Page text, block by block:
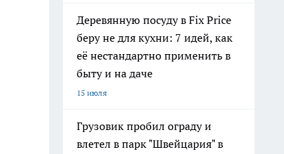
Деревянную посуду в Fix Price
беру не для кухни: 7 идей, как
её нестандартно применить в
быту и на даче
15 июля
Грузовик пробил ограду и
влетел в парк "Швейцария" в